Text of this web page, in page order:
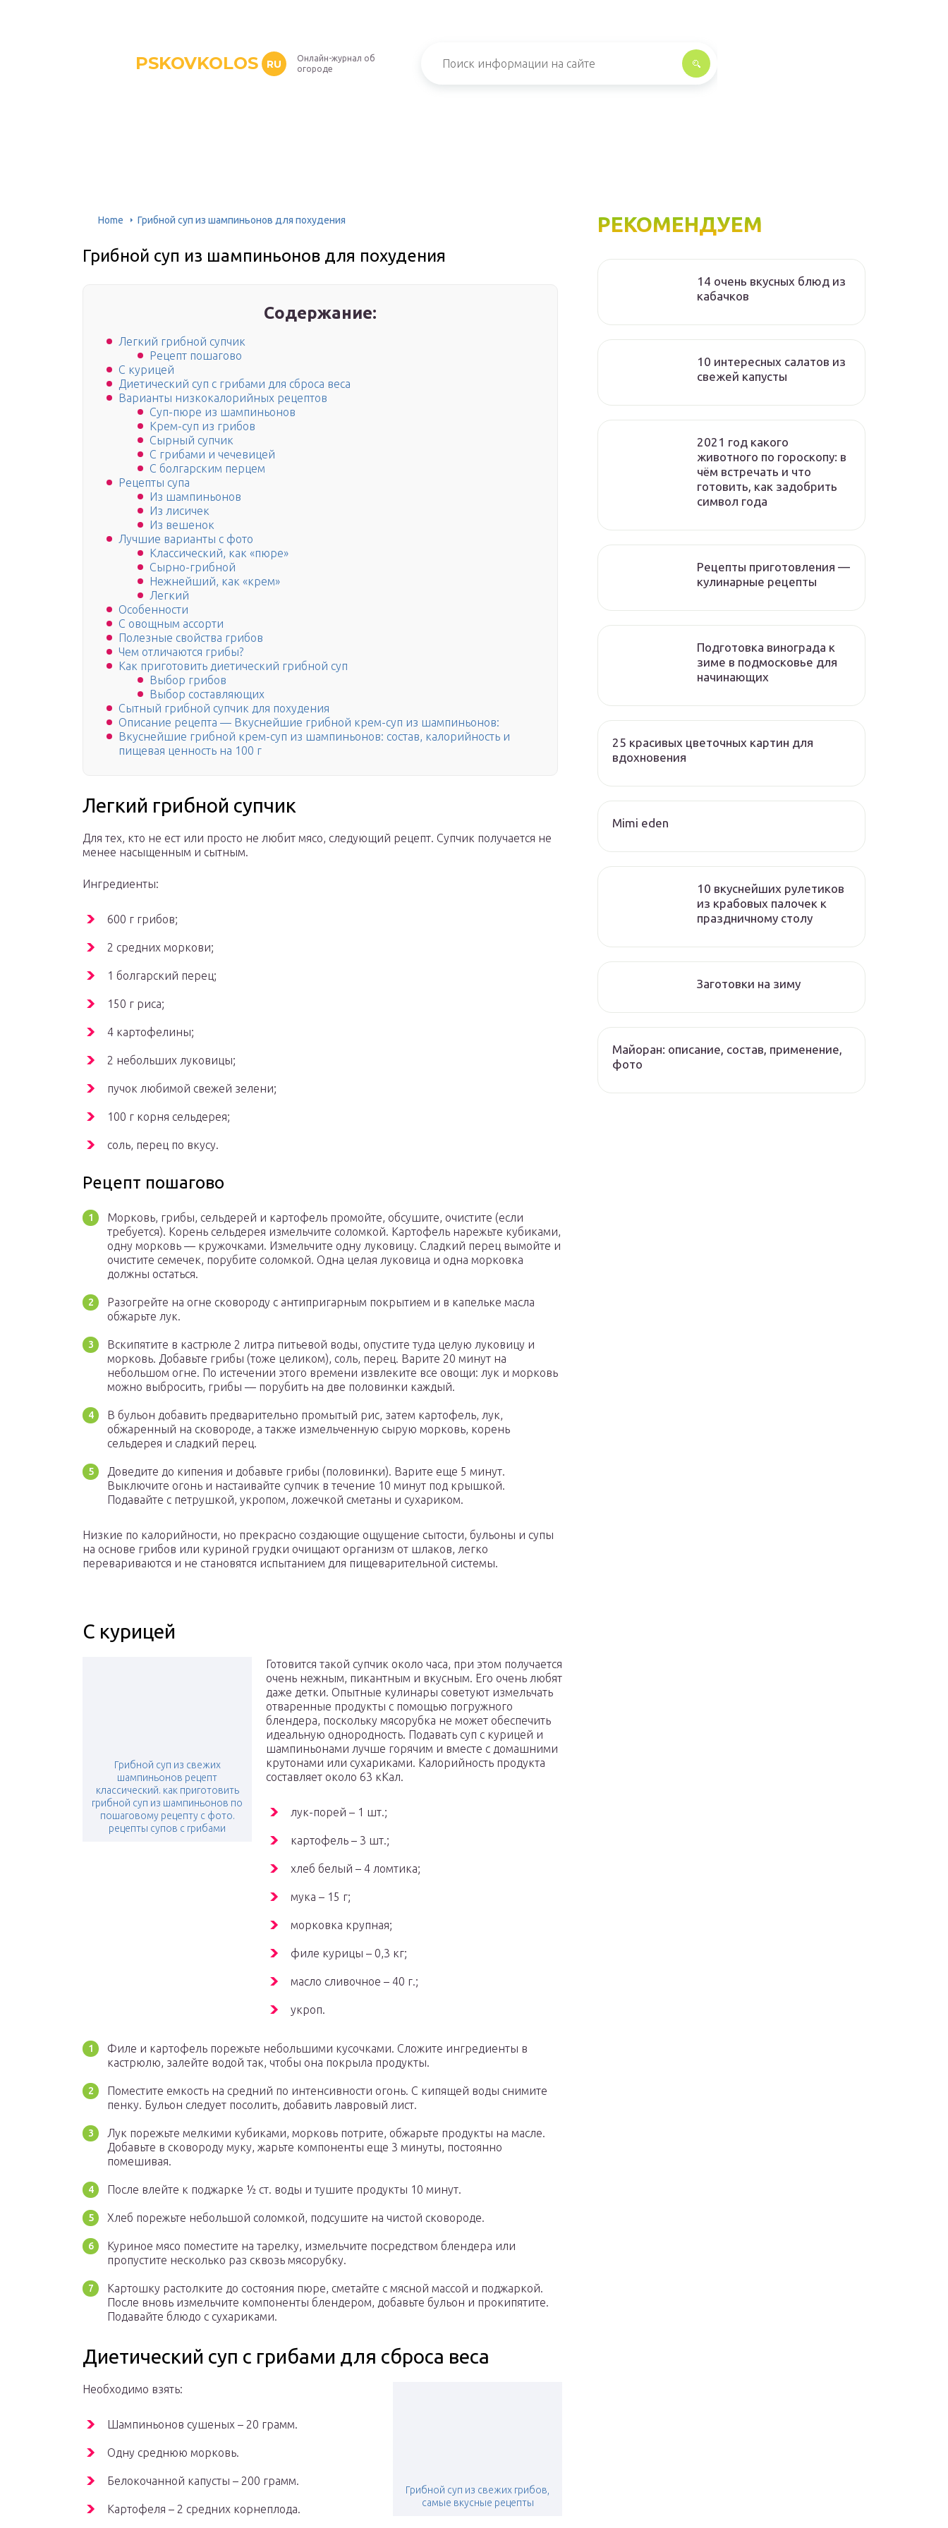
PSKOVKOLOS RU
Онлайн-журнал об
огороде
Home Грибной суп из шампиньонов для похудения
Грибной суп из шампиньонов для похудения
Содержание:
Легкий грибной супчик
Рецепт пошагово
С курицей
Диетический суп с грибами для сброса веса
Варианты низкокалорийных рецептов
Суп-пюре из шампиньонов
Крем-суп из грибов
Сырный супчик
С грибами и чечевицей
С болгарским перцем
Рецепты супа
Из шампиньонов
Из лисичек
Из вешенок
Лучшие варианты с фото
Классический, как «пюре»
Сырно-грибной
Нежнейший, как «крем»
Легкий
Особенности
С овощным ассорти
Полезные свойства грибов
Чем отличаются грибы?
Как приготовить диетический грибной суп
Выбор грибов
Выбор составляющих
Сытный грибной супчик для похудения
Описание рецепта — Вкуснейшие грибной крем-суп из шампиньонов:
Вкуснейшие грибной крем-суп из шампиньонов: состав, калорийность и
пищевая ценность на 100 г
Легкий грибной супчик
Для тех, кто не ест или просто не любит мясо, следующий рецепт. Супчик получается не
менее насыщенным и сытным.
Ингредиенты:
600 г грибов;
2 средних моркови;
1 болгарский перец;
150 г риса;
4 картофелины;
2 небольших луковицы;
пучок любимой свежей зелени;
100 г корня сельдерея;
соль, перец по вкусу.
Рецепт пошагово
Морковь, грибы, сельдерей и картофель промойте, обсушите, очистите (если
требуется). Корень сельдерея измельчите соломкой. Картофель нарежьте кубиками,
одну морковь — кружочками. Измельчите одну луковицу. Сладкий перец вымойте и
очистите семечек, порубите соломкой. Одна целая луковица и одна морковка
должны остаться.
Разогрейте на огне сковороду с антипригарным покрытием и в капельке масла
обжарьте лук.
Вскипятите в кастрюле 2 литра питьевой воды, опустите туда целую луковицу и
морковь. Добавьте грибы (тоже целиком), соль, перец. Варите 20 минут на
небольшом огне. По истечении этого времени извлеките все овощи: лук и морковь
можно выбросить, грибы — порубить на две половинки каждый.
В бульон добавить предварительно промытый рис, затем картофель, лук,
обжаренный на сковороде, а также измельченную сырую морковь, корень
сельдерея и сладкий перец.
Доведите до кипения и добавьте грибы (половинки). Варите еще 5 минут.
Выключите огонь и настаивайте супчик в течение 10 минут под крышкой.
Подавайте с петрушкой, укропом, ложечкой сметаны и сухариком.
Низкие по калорийности, но прекрасно создающие ощущение сытости, бульоны и супы
на основе грибов или куриной грудки очищают организм от шлаков, легко
перевариваются и не становятся испытанием для пищеварительной системы.
С курицей
Грибной суп из свежих
шампиньонов рецепт
классический. как приготовить
грибной суп из шампиньонов по
пошаговому рецепту с фото.
рецепты супов с грибами
Готовится такой супчик около часа, при этом получается
очень нежным, пикантным и вкусным. Его очень любят
даже детки. Опытные кулинары советуют измельчать
отваренные продукты с помощью погружного
блендера, поскольку мясорубка не может обеспечить
идеальную однородность. Подавать суп с курицей и
шампиньонами лучше горячим и вместе с домашними
крутонами или сухариками. Калорийность продукта
составляет около 63 кКал.
лук-порей – 1 шт.;
картофель – 3 шт.;
хлеб белый – 4 ломтика;
мука – 15 г;
морковка крупная;
филе курицы – 0,3 кг;
масло сливочное – 40 г.;
укроп.
Филе и картофель порежьте небольшими кусочками. Сложите ингредиенты в
кастрюлю, залейте водой так, чтобы она покрыла продукты.
Поместите емкость на средний по интенсивности огонь. С кипящей воды снимите
пенку. Бульон следует посолить, добавить лавровый лист.
Лук порежьте мелкими кубиками, морковь потрите, обжарьте продукты на масле.
Добавьте в сковороду муку, жарьте компоненты еще 3 минуты, постоянно
помешивая.
После влейте к поджарке ½ ст. воды и тушите продукты 10 минут.
Хлеб порежьте небольшой соломкой, подсушите на чистой сковороде.
Куриное мясо поместите на тарелку, измельчите посредством блендера или
пропустите несколько раз сквозь мясорубку.
Картошку растолките до состояния пюре, сметайте с мясной массой и поджаркой.
После вновь измельчите компоненты блендером, добавьте бульон и прокипятите.
Подавайте блюдо с сухариками.
Диетический суп с грибами для сброса веса
Грибной суп из свежих грибов,
самые вкусные рецепты
Необходимо взять:
Шампиньонов сушеных – 20 грамм.
Одну среднюю морковь.
Белокочанной капусты – 200 грамм.
Картофеля – 2 средних корнеплода.
РЕКОМЕНДУЕМ
14 очень вкусных блюд из
кабачков
10 интересных салатов из
свежей капусты
2021 год какого
животного по гороскопу: в
чём встречать и что
готовить, как задобрить
символ года
Рецепты приготовления —
кулинарные рецепты
Подготовка винограда к
зиме в подмосковье для
начинающих
25 красивых цветочных картин для
вдохновения
Mimi eden
10 вкуснейших рулетиков
из крабовых палочек к
праздничному столу
Заготовки на зиму
Майоран: описание, состав, применение,
фото